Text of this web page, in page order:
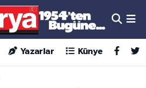
Yazarlar Künye